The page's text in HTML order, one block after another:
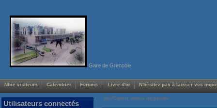
Gare de Grenoble
Nbre visiteurs Calendrier Forums Livre d'or N'hésitez pas à laisser vos
Voir/Cacher menus de gauche
Utilisateurs connectés